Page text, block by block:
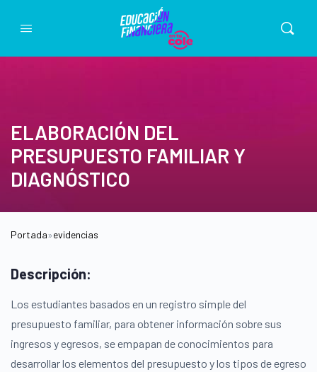
ELABORACIÓN DEL
PRESUPUESTO FAMILIAR Y
DIAGNÓSTICO
Portada»evidencias
Descripción:
Los estudiantes basados en un registro simple del
presupuesto familiar, para obtener información sobre sus
ingresos y egresos, se empapan de conocimientos para
desarrollar los elementos del presupuesto y los tipos de egreso